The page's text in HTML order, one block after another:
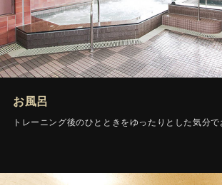
お風呂
トレーニング後のひとときをゆったりとした気分で